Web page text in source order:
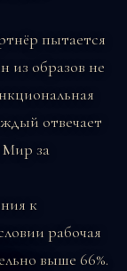
пытается
из образов не
отвечает
Мир за
к
рабочая
выше 66%.